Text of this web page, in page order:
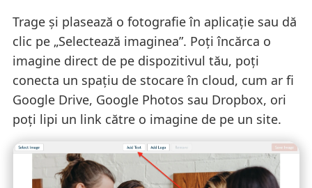
Trage și plasează o fotografie în aplicație sau dă
clic pe „Selectează imaginea”. Poți încărca o
imagine direct de pe dispozitivul tău, poți
conecta un spațiu de stocare în cloud, cum ar fi
Google Drive, Google Photos sau Dropbox, ori
poți lipi un link către o imagine de pe un site.